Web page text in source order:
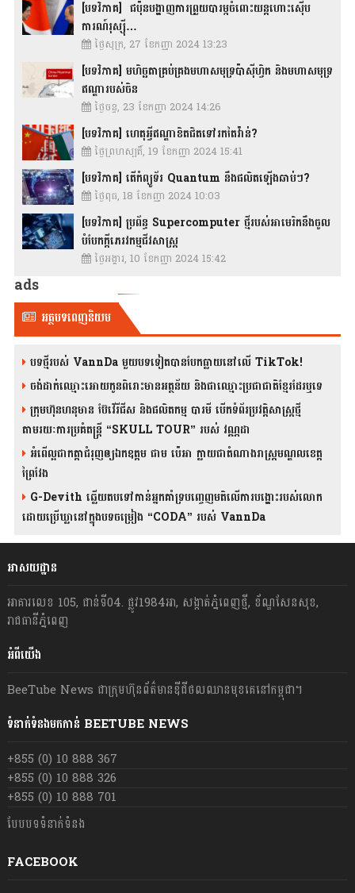
[បទវិភាគ] ជប៉ុនបង្ហាញការព្រួយបារម្ភចំពោះយន្តហោះស៊ើប
ការណ៍រុស្ស៊ី…
ថ្ងៃសុក្រ, 27 ខែកញ្ញា 2024 13:23
[បទវិភាគ] មហិច្ឆតាគ្រប់គ្រងមហាសមុទ្រប៉ាស៊ីហ្វិក និងមហាសមុទ្រ
ឥណ្ឌារបស់ចិន
ថ្ងៃចន្ទ, 23 ខែកញ្ញា 2024 14:26
[បទវិភាគ] ហេតុអ្វីឥណ្ឌាខិតជិតទៅរកតៃវ៉ាន់?
ថ្ងៃព្រហស្បតិ៍, 19 ខែកញ្ញា 2024 15:41
[បទវិភាគ] តើកំព្យូទ័រ Quantum នឹងផលិតឡើងឆាប់ៗ?
ថ្ងៃពុធ, 18 ខែកញ្ញា 2024 10:03
[បទវិភាគ] ប្រព័ន្ធ Supercomputer ថ្មីរបស់អាមេរិកនឹងចូល
បំបែកក្តីភេរវកម្មជីវសាស្រ្ត
ថ្ងៃអង្គារ, 10 ខែកញ្ញា 2024 15:42
ads
អត្ថបទពេញនិយម
បទថ្មីរបស់ VannDa មួយបទទៀតបានបែកធ្លាយនៅលើ TikTok!
ចង់ដាក់ឈ្មោះអោយកូនពិរោះមានអត្ថន័យ និងជាឈ្មោះប្រជាជាតិខ្មែរដែរឬទេ
ក្រុមហ៊ុនហនុមាន ប៊ែវើរីជីស និង​ផលិតកម្ម បារមី​ បើកទំព័រប្រវត្តិសាស្ត្រថ្មី
តាមរយៈការប្រគំតន្រ្តី “SKULL TOUR” របស់ វណ្ណដា
អំពើល្អជាកត្តាជំរុញឲ្យឯកឧត្តម ជាម ប៉េអា ក្លាយជាតំណាងរាស្ត្រមណ្ឌលខេត្ត
ព្រៃវែង
G-Devith ឆ្លើយតបទៅកាន់អ្នកគាំទ្របញ្ចេញមតិលើការបង្ហោះរបស់លោក
ដោយប្រើឃ្លានៅក្នុងបទចម្រៀង “CODA” រ​​​បស់ VannDa
អាសយដ្ឋាន
អាគារលេខ 105, ជាន់ទី04. ផ្លូវ1984អា, សង្កាត់ភ្នំពេញថ្មី, ខ័ណ្ឌសែនសុខ,
រាជធានីភ្នំពេញ
អំពីយើង
BeeTube News ជា​ក្រុមហ៊ុន​ព័ត៌មាន​ឌីជីថលឈាន​មុខ​គេ​នៅ​កម្ពុជា។
ទំនាក់ទំនងមកកាន់ BEETUBE NEWS
+855 (0) 10 888 367
+855 (0) 10 888 326
+855 (0) 10 888 701
បែបបទទំនាក់ទំនង
FACEBOOK